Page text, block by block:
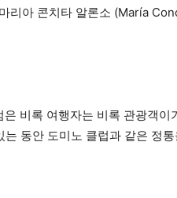
리아 콘치타 알론소 (María
비록 여행자는 비록 관광객
동안 도미노 클럽과 같은 정